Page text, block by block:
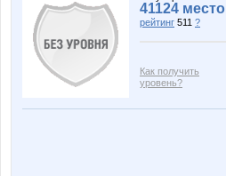
41124 место
рейтинг 511 ?
Как получить
уровень?